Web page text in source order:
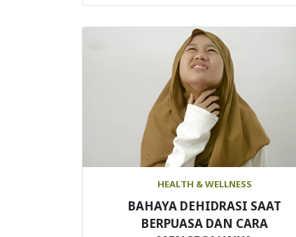
HEALTH & WELLNESS
BAHAYA DEHIDRASI SAAT
BERPUASA DAN CARA
MENCEGAHNYA
Puasa adalah ibadah yang memiliki banyak
Continue Reading